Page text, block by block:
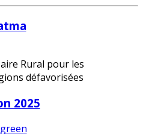
Rural pour les
défavorisées
2025